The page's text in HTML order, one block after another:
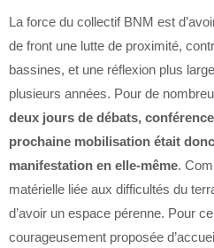
La force du collectif BNM est
de front une lutte de proximité,
bassines, et une réflexion plus
plusieurs années. Pour de
deux jours de débats,
prochaine mobilisation était
manifestation en elle-même.
matérielle liée aux difficultés du
d’avoir un espace pérenne. Pour
courageusement proposée